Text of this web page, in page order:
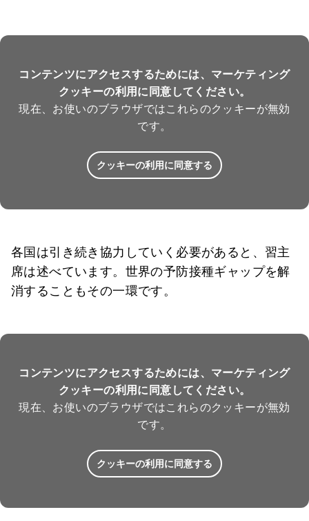
コンテンツにアクセスするためには、マーケティング
クッキーの利用に同意してください。
現在、お使いのブラウザではこれらのクッキーが無効
です。
クッキーの利用に同意する
各国は引き続き協力していく必要があると、習主
席は述べています。世界の予防接種ギャップを解
消することもその一環です。
コンテンツにアクセスするためには、マーケティング
クッキーの利用に同意してください。
現在、お使いのブラウザではこれらのクッキーが無効
です。
クッキーの利用に同意する